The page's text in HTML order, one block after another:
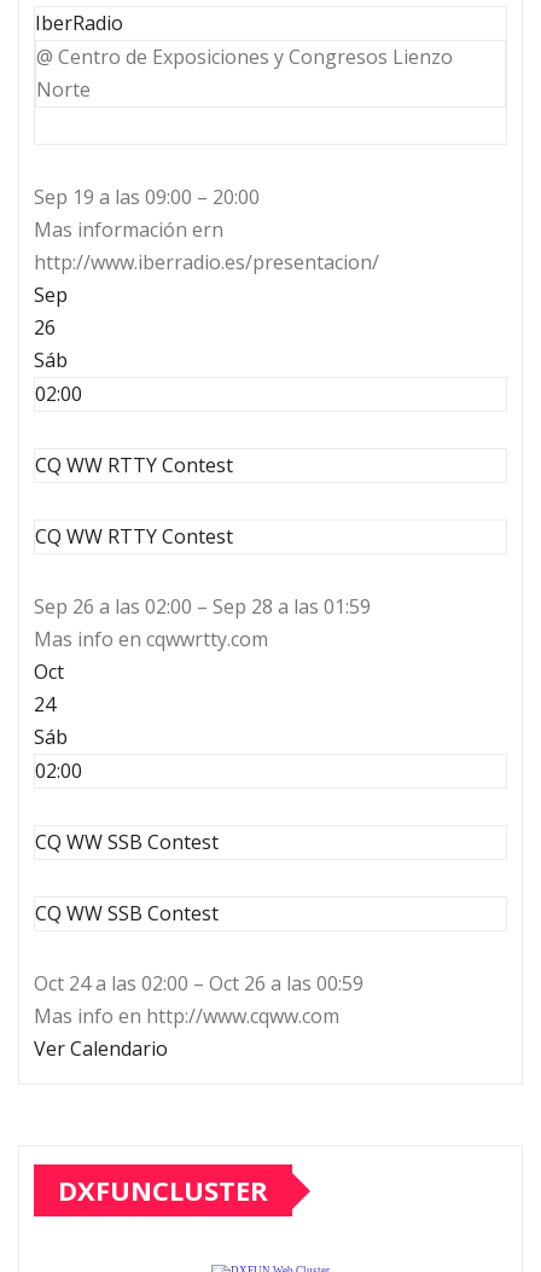
IberRadio
@ Centro de Exposiciones y Congresos Lienzo
Norte
Sep 19 a las 09:00 – 20:00
Mas información ern
http://www.iberradio.es/presentacion/
Sep
26
Sáb
02:00
CQ WW RTTY Contest
CQ WW RTTY Contest
Sep 26 a las 02:00 – Sep 28 a las 01:59
Mas info en cqwwrtty.com
Oct
24
Sáb
02:00
CQ WW SSB Contest
CQ WW SSB Contest
Oct 24 a las 02:00 – Oct 26 a las 00:59
Mas info en http://www.cqww.com
Ver Calendario
DXFUNCLUSTER